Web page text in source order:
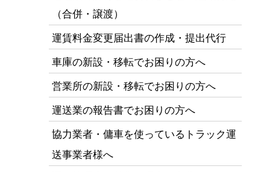
（合併・譲渡）
運賃料金変更届出書の作成・提出代行
車庫の新設・移転でお困りの方へ
営業所の新設・移転でお困りの方へ
運送業の報告書でお困りの方へ
協力業者・傭車を使っているトラック運
送事業者様へ